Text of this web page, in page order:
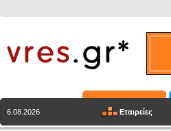
6.08.2026 Εταιρείες